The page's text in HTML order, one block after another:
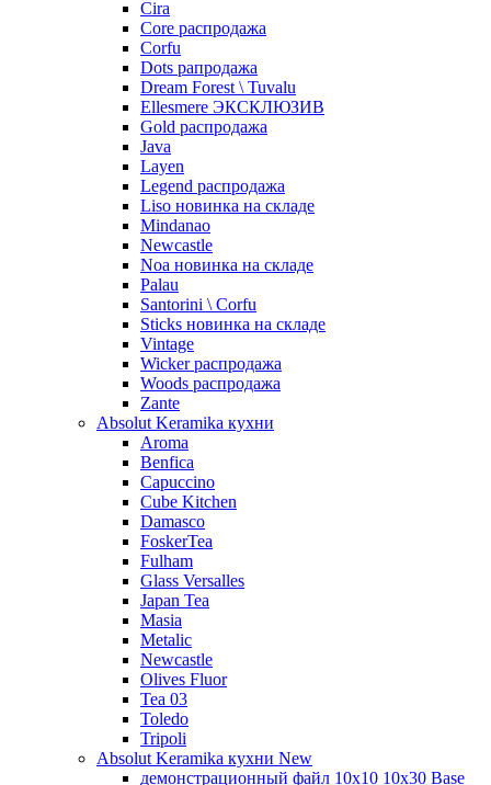
Cira
Core распродажа
Corfu
Dots рапродажа
Dream Forest \ Tuvalu
Ellesmere ЭКСКЛЮЗИВ
Gold распродажа
Java
Layen
Legend распродажа
Liso новинка на складе
Mindanao
Newcastle
Noa новинка на складе
Palau
Santorini \ Corfu
Sticks новинка на складе
Vintage
Wicker распродажа
Woods распродажа
Zante
Absolut Keramika кухни
Aroma
Benfica
Capuccino
Cube Kitchen
Damasco
FoskerTea
Fulham
Glass Versalles
Japan Tea
Masia
Metalic
Newcastle
Olives Fluor
Tea 03
Toledo
Tripoli
Absolut Keramika кухни New
демонстрационный файл 10x10 10x30 Base